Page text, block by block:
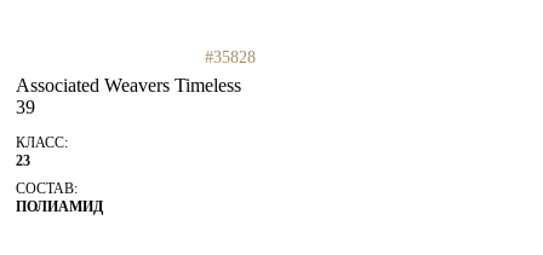
#35828
Associated Weavers Timeless
39
КЛАСС:
23
СОСТАВ:
ПОЛИАМИД